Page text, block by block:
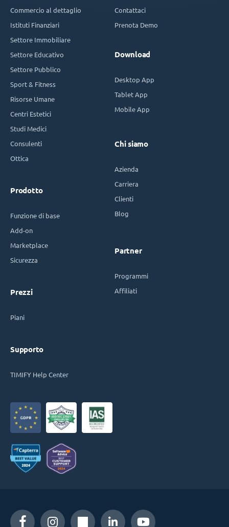
Commercio al dettaglio
Istituti Finanziari
Settore Immobiliare
Settore Educativo
Settore Pubblico
Sport & Fitness
Risorse Umane
Centri Estetici
Studi Medici
Consulenti
Ottica
Prodotto
Funzione di base
Add-on
Marketplace
Sicurezza
Prezzi
Piani
Supporto
TIMIFY Help Center
Contattaci
Prenota Demo
Download
Desktop App
Tablet App
Mobile App
Chi siamo
Azienda
Carriera
Clienti
Blog
Partner
Programmi
Affiliati